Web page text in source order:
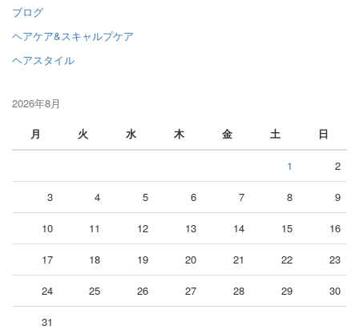
ブログ
ヘアケア&スキャルプケア
ヘアスタイル
2026年8月
月
火 水 木 金 土 日
1 2
3 4 5 6 7 8 9
10 11 12 13 14 15 16
17 18 19 20 21 22 23
24 25 26 27 28 29 30
31